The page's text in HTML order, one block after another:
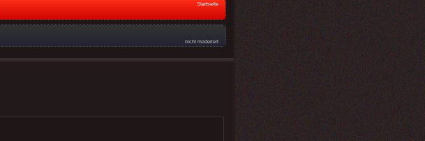
Startseite
nicht moderiert